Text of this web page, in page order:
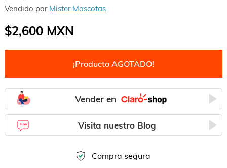
Vendido por Mister Mascotas
$2,600MXN
¡Producto AGOTADO!
Vender en
Visita nuestro Blog
Compra segura